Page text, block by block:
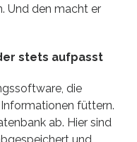
Und den macht er
stets aufpasst
die
füttern.
ab. Hier sind